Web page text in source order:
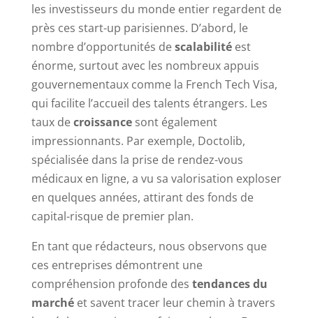
les investisseurs du monde entier regardent de
près ces start-up parisiennes. D’abord, le
nombre d’opportunités descalabilitéest
énorme, surtout avec les nombreux appuis
gouvernementaux comme la French Tech Visa,
qui facilite l’accueil des talents étrangers. Les
taux decroissancesont également
impressionnants. Par exemple, Doctolib,
spécialisée dans la prise de rendez-vous
médicaux en ligne, a vu sa valorisation exploser
en quelques années, attirant des fonds de
capital-risque de premier plan.
En tant que rédacteurs, nous observons que
ces entreprises démontrent une
compréhension profonde des tendances du
marchéet savent tracer leur chemin à travers